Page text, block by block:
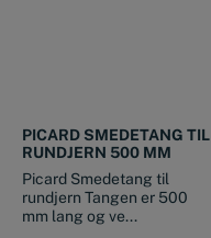
PICARD SMEDETANG TIL
RUNDJERN 500 MM
Picard Smedetang til
rundjern Tangen er 500
mm lang og ve...